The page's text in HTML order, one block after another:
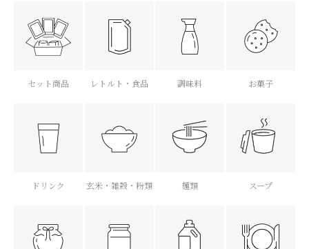
セット商品 レトルト・食品 調味料 お菓子
ドリンク 玄米・雑穀・粉類 麺類 スープ